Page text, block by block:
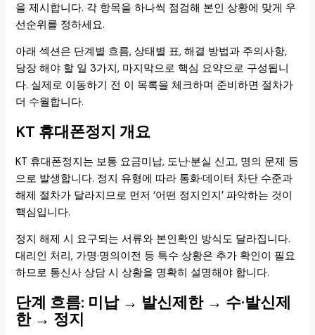
을 제시합니다. 각 항목을 하나씩 점검해 본인 상황에 맞게 우
선순위를 정하세요.
아래 섹션은 단계별 흐름, 상태별 표, 해결 방법과 주의사항,
당장 해야 할 일 3가지, 마지막으로 핵심 요약으로 구성됩니
다. 실제로 이동하기 전 이 목록을 체크하며 준비하면 절차가
더 수월합니다.
KT 휴대폰정지 개요
KT 휴대폰정지는 보통 요금미납, 도난·분실 신고, 명의 문제 등
으로 발생합니다. 정지 유형에 따라 통화·데이터 차단 수준과
해제 절차가 달라지므로 먼저 ‘어떤 정지인지’ 파악하는 것이
핵심입니다.
정지 해제 시 요구되는 서류와 본인확인 방식도 달라집니다.
대리인 처리, 가명·명의이전 등 특수 상황은 추가 확인이 필요
하므로 통신사 상담 시 상황을 명확히 설명해야 합니다.
단계 흐름: 미납 → 발신제한 → 수·발신제
한 → 정지